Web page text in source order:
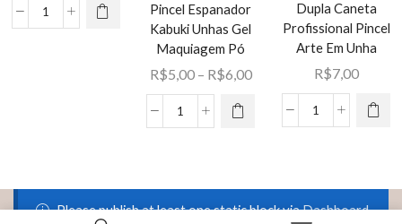
pincel
Pincel Espanador
Kabuki Unhas Gel
Maquiagem Pó
R$5,00 – R$6,00Faixa
Pincel
Unhas
Gel
Este
produto
tem várias
variantes.
As opções
podem ser
do
produto
Dupla Caneta
Profissional Pincel
Arte Em Unha
R$7,00
Kit
Manicure
Please publish at least one static block viaDashboard